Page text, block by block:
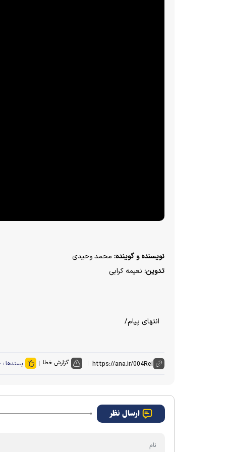
نویسنده و گوینده: محمد وحیدی
تدوین: نعیمه کرابی
انتهای پیام/
گزارش خطا پسندها :
ارسال نظر